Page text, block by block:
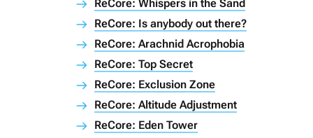
ReCore: Whispers in the Sand
ReCore: Is anybody out there?
ReCore: Arachnid Acrophobia
ReCore: Top Secret
ReCore: Exclusion Zone
ReCore: Altitude Adjustment
ReCore: Eden Tower